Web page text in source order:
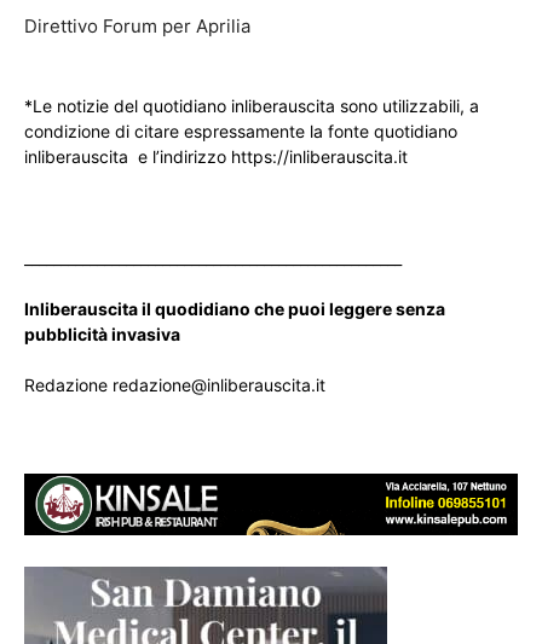
Direttivo Forum per Aprilia
*Le notizie del quotidiano inliberauscita sono utilizzabili, a
condizione di citare espressamente la fonte quotidiano
inliberauscita e l’indirizzo https://inliberauscita.it
Inliberauscita il quodidiano che puoi leggere senza
pubblicità invasiva
Redazione redazione@inliberauscita.it